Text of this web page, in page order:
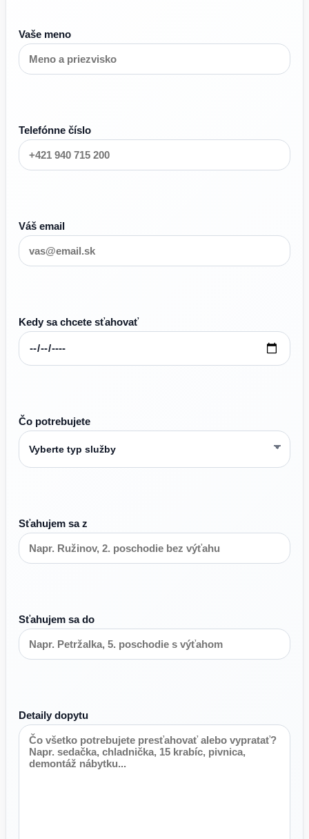
Vaše meno
Telefónne číslo
Váš email
Kedy sa chcete sťahovať
Čo potrebujete
Sťahujem sa z
Sťahujem sa do
Detaily dopytu